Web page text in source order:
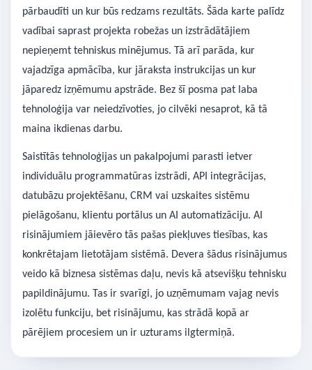
pārbaudīti un kur būs redzams rezultāts. Šāda karte palīdz
vadībai saprast projekta robežas un izstrādātājiem
nepieņemt tehniskus minējumus. Tā arī parāda, kur
vajadzīga apmācība, kur jāraksta instrukcijas un kur
jāparedz izņēmumu apstrāde. Bez šī posma pat laba
tehnoloģija var neiedzīvoties, jo cilvēki nesaprot, kā tā
maina ikdienas darbu.
Saistītās tehnoloģijas un pakalpojumi parasti ietver
individuālu programmatūras izstrādi, API integrācijas,
datubāzu projektēšanu, CRM vai uzskaites sistēmu
pielāgošanu, klientu portālus un AI automatizāciju. AI
risinājumiem jāievēro tās pašas piekļuves tiesības, kas
konkrētajam lietotājam sistēmā. Devera šādus risinājumus
veido kā biznesa sistēmas daļu, nevis kā atsevišķu tehnisku
papildinājumu. Tas ir svarīgi, jo uzņēmumam vajag nevis
izolētu funkciju, bet risinājumu, kas strādā kopā ar
pārējiem procesiem un ir uzturams ilgtermiņā.